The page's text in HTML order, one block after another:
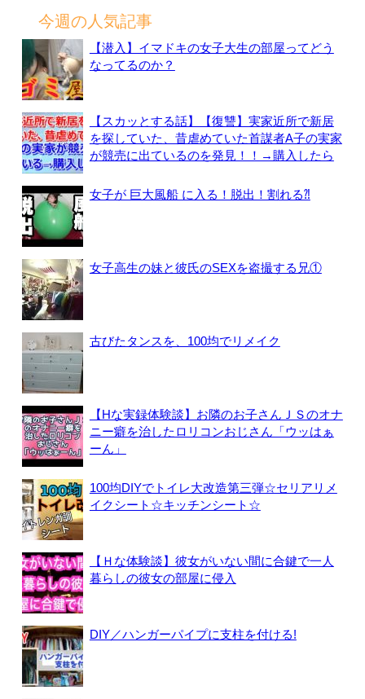
今週の人気記事
【潜入】イマドキの女子大生の部屋ってどう
なってるのか？
【スカッとする話】【復讐】実家近所で新居
を探していた、昔虐めていた首謀者A子の実家
が競売に出ているのを発見！！→購入したら
女子が 巨大風船 に入る！脱出！割れる⁈
女子高生の妹と彼氏のSEXを盗撮する兄①
古びたタンスを、100均でリメイク
【Hな実録体験談】お隣のお子さんＪＳのオナ
ニー癖を治したロリコンおじさん「ウッはぁ
ーん」
100均DIYでトイレ大改造第三弾☆セリアリメ
イクシート☆キッチンシート☆
【Ｈな体験談】彼女がいない間に合鍵で一人
暮らしの彼女の部屋に侵入
DIY／ハンガーパイプに支柱を付ける!